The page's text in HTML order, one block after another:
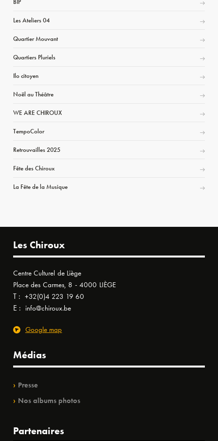
BIP
Les Ateliers 04
Quartier Mouvant
Quartiers Pluriels
Ilo citoyen
Noël au Théâtre
WE ARE CHIROUX
TempoColor
Retrouvailles 2025
Fête des Chiroux
La Fête de la Musique
Les Chiroux
Centre Culturel de Liège
Place des Carmes, 8 - 4000 LIÈGE
T : +32(0)4 223 19 60
E : info@chiroux.be
Google map
Médias
Presse
Nos albums photos
Partenaires